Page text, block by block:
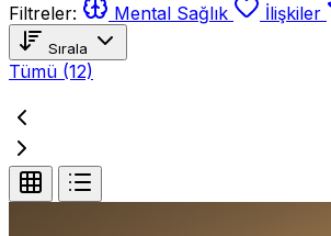
Filtreler: Mental Sağlık İlişkiler
Sırala
Tümü (12)